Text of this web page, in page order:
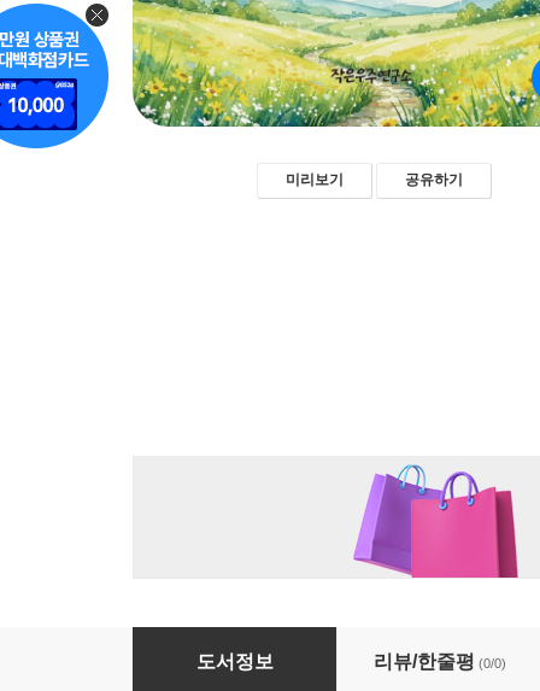
미리보기 공유하기
너의 하루가 조금은 가벼워지기를
도서정보 리뷰/한줄평 (0/0)